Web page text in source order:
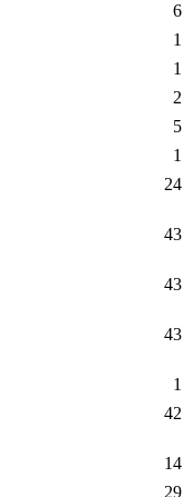
6
1
1
2
5
1
24
43
43
43
1
42
14
29